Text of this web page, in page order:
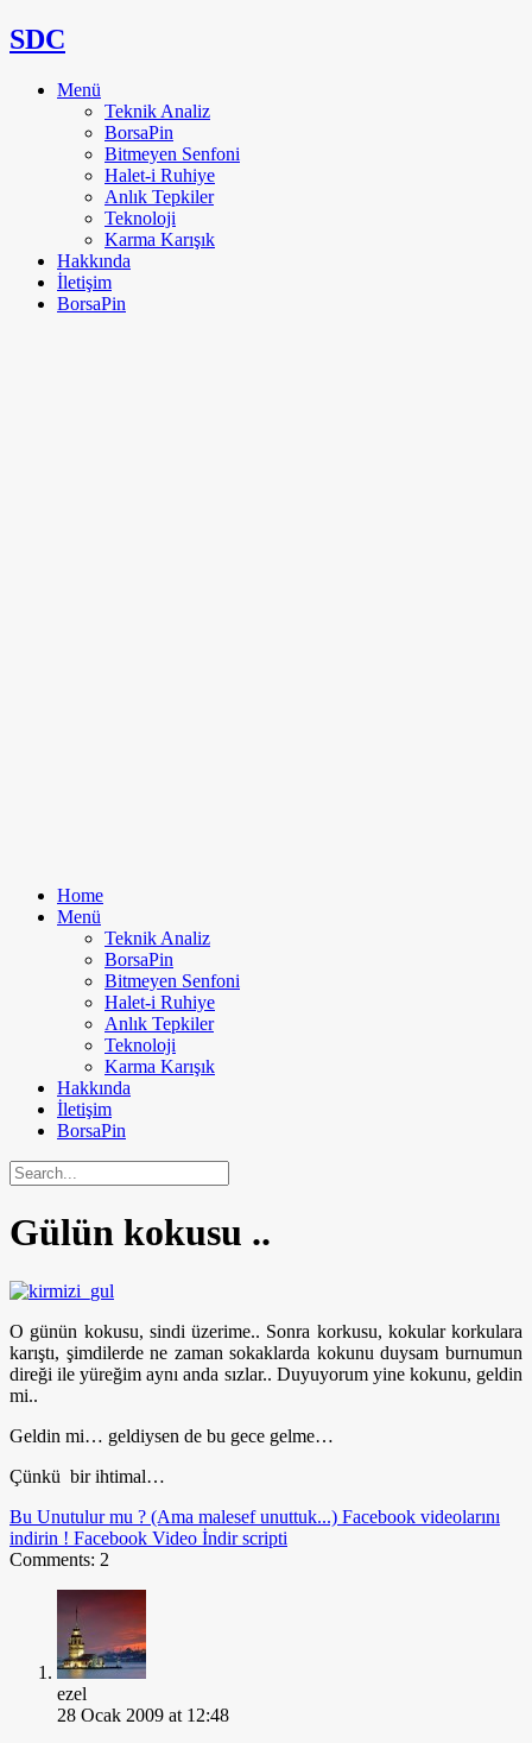
SDC
Menü
Teknik Analiz
BorsaPin
Bitmeyen Senfoni
Halet-i Ruhiye
Anlık Tepkiler
Teknoloji
Karma Karışık
Hakkında
İletişim
BorsaPin
Home
Menü
Teknik Analiz
BorsaPin
Bitmeyen Senfoni
Halet-i Ruhiye
Anlık Tepkiler
Teknoloji
Karma Karışık
Hakkında
İletişim
BorsaPin
Gülün kokusu ..
O günün kokusu, sindi üzerime.. Sonra korkusu, kokular korkulara
karıştı, şimdilerde ne zaman sokaklarda kokunu duysam burnumun
direği ile yüreğim aynı anda sızlar.. Duyuyorum yine kokunu, geldin
mi..
Geldin mi… geldiysen de bu gece gelme…
Çünkü bir ihtimal…
Bu Unutulur mu ? (Ama malesef unuttuk...) Facebook videolarını
indirin ! Facebook Video İndir scripti
Comments: 2
ezel
28 Ocak 2009 at 12:48